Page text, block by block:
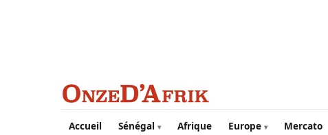
Aller au contenu principal
Accueil Sénégal Afrique Europe Mercato